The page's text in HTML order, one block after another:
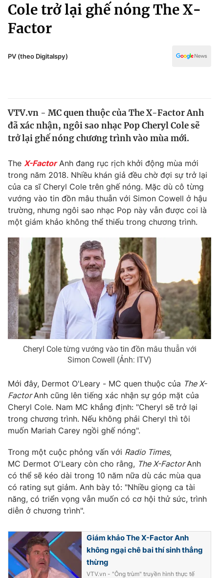
Chính trị
Xã hội
Pháp luật
Thế giới
Tin tức
Câu chuyện quốc tế
Kinh tế
Tài chính
Thị trường
Góc doanh nghiệp
Dữ liệu và đời sống
Truyền hình
Phim VTV
Hậu trường
Nhân vật
Khán giả
Giải sao mai
Giải trí
Điện ảnh
Âm nhạc
Sao
Đời sống
Du lịch
Làm đẹp
Chất lượng cuộc sống
Giáo dục
Tuyển sinh
Học trực tuyến
Công nghệ
Hitech Công nghệ tương lai
Sản phẩm
Tư vấn
Chuyên mục khác
Emagazine Podcast
Photo Infographic
Video Shorts video
VTV Money
VTV Sức khoẻ Bất động sản
Thị trường 24h Tấm lòng Việt
Truyền hình
Văn hóa - Giải trí
Công nghệ
Cole trở lại ghế nóng The X-
Factor
PV (theo Digitalspy)
VTV.vn - MC quen thuộc của The X-Factor Anh
đã xác nhận, ngôi sao nhạc Pop Cheryl Cole sẽ
trở lại ghế nóng chương trình vào mùa mới.
The X-FactorAnh đang rục rịch khởi động mùa mới
trong năm 2018. Nhiều khán giả đều chờ đợi sự trở lại
của ca sĩ Cheryl Cole trên ghế nóng. Mặc dù cô từng
vướng vào tin đồn mâu thuẫn với Simon Cowell ở hậu
trường, nhưng ngôi sao nhạc Pop này vẫn được coi là
một giám khảo không thể thiếu trong chương trình.
Cheryl Cole từng vướng vào tin đồn mâu thuẫn với
Simon Cowell (Ảnh: ITV)
Mới đây, Dermot O'Leary - MC quen thuộc của The X-
FactorAnh cũng lên tiếng xác nhận sự góp mặt của
Cheryl Cole. Nam MC khẳng định: "Cheryl sẽ trở lại
trong chương trình. Nếu không phải Cheryl thì tôi
muốn Mariah Carey ngồi ghế nóng".
Trong một cuộc phỏng vấn với Radio Times,
MC Dermot O'Leary còn cho rằng, The X-FactorAnh
có thể sẽ kéo dài trong 10 năm nữa dù các mùa qua
có rating sụt giảm. Anh bày tỏ: "Nhiều giọng ca tài
năng, có triển vọng vẫn muốn có cơ hội thử sức, trình
diễn ở chương trình".
Giám khảo The X-Factor Anh
không ngại chê bai thí sinh thẳng
thừng
VTV.vn - "Ông trùm" truyền hình thực tế